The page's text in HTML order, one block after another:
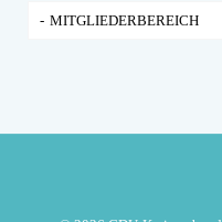
MITGLIEDERBEREICH